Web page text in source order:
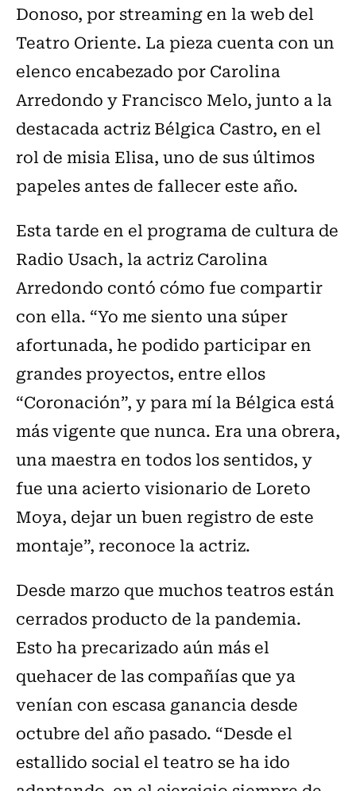
Donoso, por streaming en la web del
Teatro Oriente. La pieza cuenta con un
elenco encabezado por Carolina
Arredondo y Francisco Melo, junto a la
destacada actriz Bélgica Castro, en el
rol de misia Elisa, uno de sus últimos
papeles antes de fallecer este año.
Esta tarde en el programa de cultura de
Radio Usach, la actriz Carolina
Arredondo contó cómo fue compartir
con ella. “Yo me siento una súper
afortunada, he podido participar en
grandes proyectos, entre ellos
“Coronación”, y para mí la Bélgica está
más vigente que nunca. Era una obrera,
una maestra en todos los sentidos, y
fue una acierto visionario de Loreto
Moya, dejar un buen registro de este
montaje”, reconoce la actriz.
Desde marzo que muchos teatros están
cerrados producto de la pandemia.
Esto ha precarizado aún más el
quehacer de las compañías que ya
venían con escasa ganancia desde
octubre del año pasado. “Desde el
estallido social el teatro se ha ido